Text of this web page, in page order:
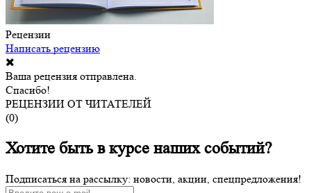
Рецензии
Написать рецензию
Ваша рецензия отправлена.
Спасибо!
РЕЦЕНЗИИ ОТ ЧИТАТЕЛЕЙ
(0)
Хотите быть в курсе наших событий?
Подписаться на рассылку: новости, акции, спецпредложения!